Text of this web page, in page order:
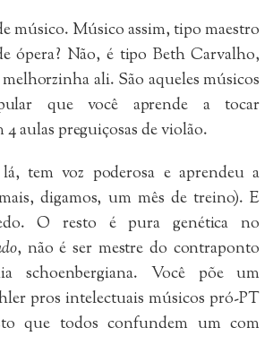
músico. Músico assim, tipo maestro
ópera? Não, é tipo Beth Carvalho,
ali. São aqueles músicos
que você aprende a tocar
aulas preguiçosas de violão.
tem voz poderosa e aprendeu a
digamos, um mês de treino). E
O resto é pura genética no
, não é ser mestre do contraponto
schoenbergiana. Você põe um
pros intelectuais músicos pró-PT
que todos confundem um com